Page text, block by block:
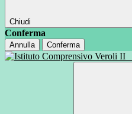
Chiudi
Conferma
Annulla Conferma